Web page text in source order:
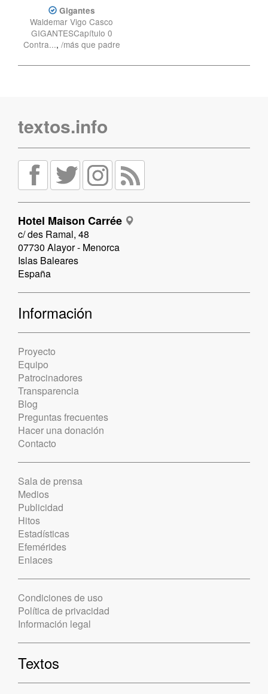
Gigantes
Waldemar Vigo Casco
GIGANTESCapítulo 0
Contra..., /más que padre
textos.info
Hotel Maison Carrée
c/ des Ramal, 48
07730 Alayor - Menorca
Islas Baleares
España
Información
Proyecto
Equipo
Patrocinadores
Transparencia
Blog
Preguntas frecuentes
Hacer una donación
Contacto
Sala de prensa
Medios
Publicidad
Hitos
Estadísticas
Efemérides
Enlaces
Condiciones de uso
Política de privacidad
Información legal
Textos